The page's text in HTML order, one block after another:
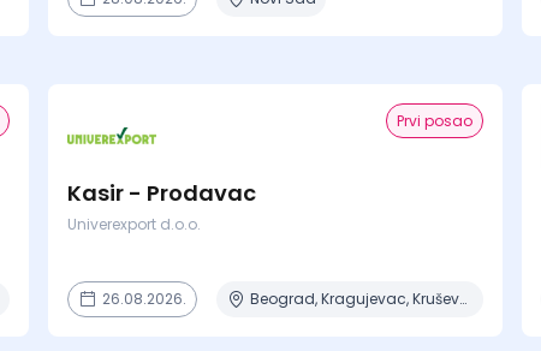
Prvi posao
Kasir - Prodavac
Univerexport d.o.o.
26.08.2026. Beograd, Kragujevac, Kruševac, Lazarevac, Mladenovac + 6 mesta